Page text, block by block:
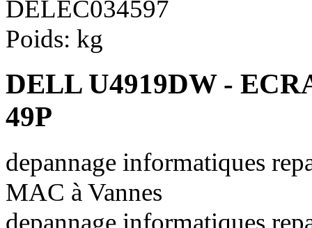
DELEC034597
Poids: kg
DELL U4919DW -
49P
depannage informatiques
MAC à Vannes
depannage informatiques